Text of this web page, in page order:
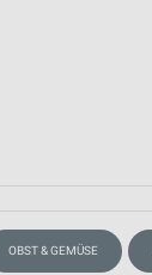
OBST & GEMÜSE